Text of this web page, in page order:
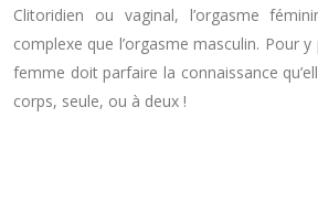
Clitoridien ou vaginal, l’orgasme
complexe que l’orgasme masculin. Pour y
femme doit parfaire la connaissance
corps, seule, ou à deux !